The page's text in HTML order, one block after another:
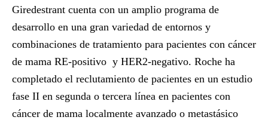
Giredestrant cuenta con un amplio programa de
desarrollo en una gran variedad de entornos y
combinaciones de tratamiento para pacientes con cáncer
de mama RE-positivo y HER2-negativo. Roche ha
completado el reclutamiento de pacientes en un estudio
fase II en segunda o tercera línea en pacientes con
cáncer de mama localmente avanzado o metastásico